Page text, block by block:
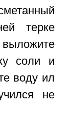
терке
соли и
воду ил
не